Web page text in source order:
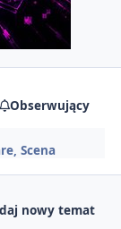
Obserwujący
Scena
nowy temat